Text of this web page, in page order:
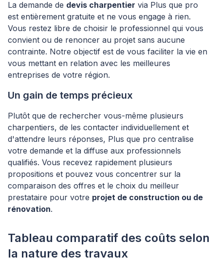
La demande de devis charpentier via Plus que pro
est entièrement gratuite et ne vous engage à rien.
Vous restez libre de choisir le professionnel qui vous
convient ou de renoncer au projet sans aucune
contrainte. Notre objectif est de vous faciliter la vie en
vous mettant en relation avec les meilleures
entreprises de votre région.
Un gain de temps précieux
Plutôt que de rechercher vous-même plusieurs
charpentiers, de les contacter individuellement et
d'attendre leurs réponses, Plus que pro centralise
votre demande et la diffuse aux professionnels
qualifiés. Vous recevez rapidement plusieurs
propositions et pouvez vous concentrer sur la
comparaison des offres et le choix du meilleur
prestataire pour votre projet de construction ou de
rénovation.
Tableau comparatif des coûts selon
la nature des travaux